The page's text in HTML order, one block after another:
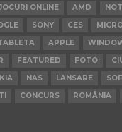
ONLINE AMD
SONY CES
APPLE
FEATURED FOTO
NAS LANSARE
CONCURS ROMÂNIA